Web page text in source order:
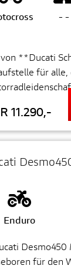
- -
**Ducati
für alle,
11.290,-
Enduro
Desmo450
für den